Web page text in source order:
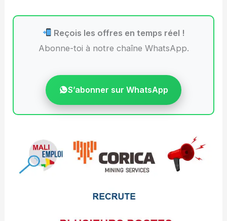
Reçois les offres en temps réel !
Abonne-toi à notre chaîne WhatsApp.
S’abonner sur WhatsApp